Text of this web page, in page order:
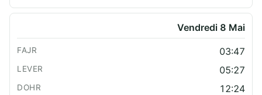
Vendredi 8 Mai
03:47
05:27
12:24